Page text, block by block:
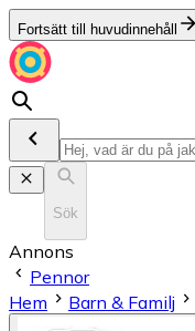
Fortsätt till huvudinnehåll
Sök
Annons
Pennor
Hem
Barn & Familj